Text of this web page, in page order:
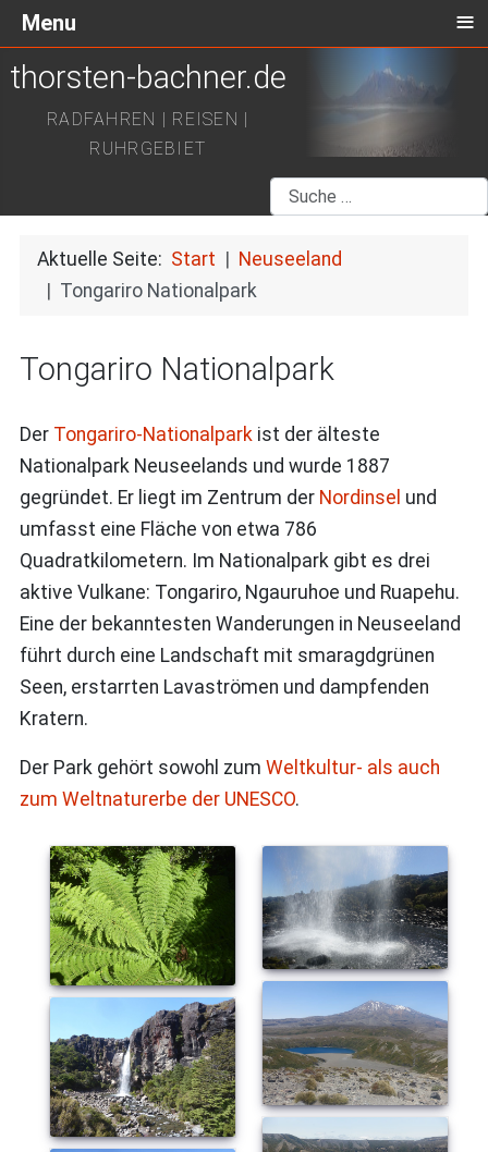
thorsten-bachner.de
RADFAHREN | REISEN |
RUHRGEBIET
Suchen
Aktuelle Seite: Start
Neuseeland
Tongariro Nationalpark
Tongariro Nationalpark
Der Tongariro-Nationalpark ist der älteste
Nationalpark Neuseelands und wurde 1887
gegründet. Er liegt im Zentrum der Nordinsel und
umfasst eine Fläche von etwa 786
Quadratkilometern. Im Nationalpark gibt es drei
aktive Vulkane: Tongariro, Ngauruhoe und Ruapehu.
Eine der bekanntesten Wanderungen in Neuseeland
führt durch eine Landschaft mit smaragdgrünen
Seen, erstarrten Lavaströmen und dampfenden
Kratern.
Der Park gehört sowohl zum Weltkultur- als auch
zum Weltnaturerbe der UNESCO.
Menu ≡